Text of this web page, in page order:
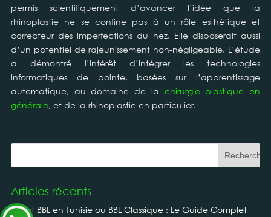
permis scientifiquement d’avancer l’idée que la
rhinoplastie ne se confine pas à un rôle esthétique et
correcteur des imperfections du nez. Elle disposerait aussi
d’un potentiel de rajeunissement non-négligeable. L’étude
a démontré l’intérêt d’intégrer les technologies
informatiques de pointe, basées sur l’apprentissage
automatique, au domaine de la chirurgie plastique en
générale, et de la rhinoplastie en particulier.
Articles récents
Smart BBL en Tunisie ou BBL Classique : Le Guide Complet